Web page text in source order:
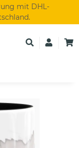
mit DHL-